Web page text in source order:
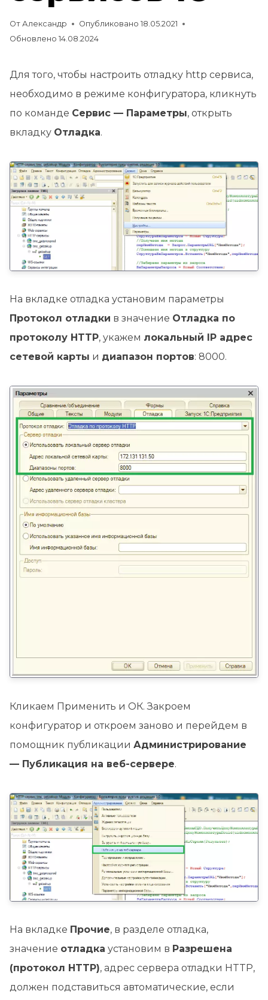
От Александр Опубликовано 18.05.2021
Обновлено 14.08.2024
Для того, чтобы настроить отладку http сервиса,
необходимо в режиме конфигуратора, кликнуть
по команде Сервис — Параметры, открыть
вкладку Отладка.
На вкладке отладка установим параметры
Протокол отладки в значение Отладка по
протоколу HTTP, укажем локальный IP адрес
сетевой карты и диапазон портов: 8000.
Кликаем Применить и ОК. Закроем
конфигуратор и откроем заново и перейдем в
помощник публикации Администрирование
— Публикация на веб-сервере.
На вкладке Прочие, в разделе отладка,
значение отладка установим в Разрешена
(протокол HTTP), адрес сервера отладки HTTP,
должен подставиться автоматические, если